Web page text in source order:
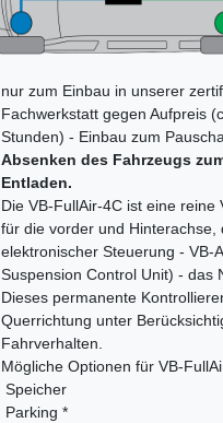
nur zum Einbau in unserer
Fachwerkstatt gegen Aufpreis
Stunden) - Einbau zum
Absenken des Fahrzeugs
Entladen.
Die VB-FullAir-4C ist eine reine
für die vorder und Hinterachse,
elektronischer Steuerung - VB-
Suspension Control Unit) - das
Dieses permanente
Querrichtung unter
Fahrverhalten.
Mögliche Optionen für VB-
 Speicher
 Parking *